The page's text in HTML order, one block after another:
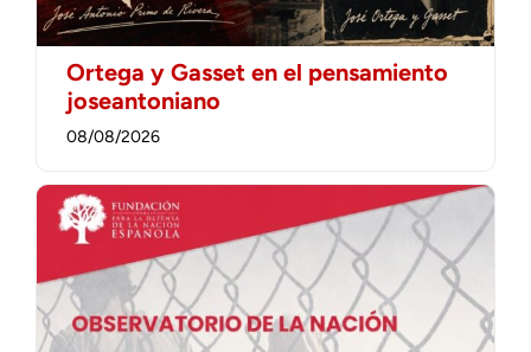
Ortega y Gasset en el pensamiento
joseantoniano
08/08/2026